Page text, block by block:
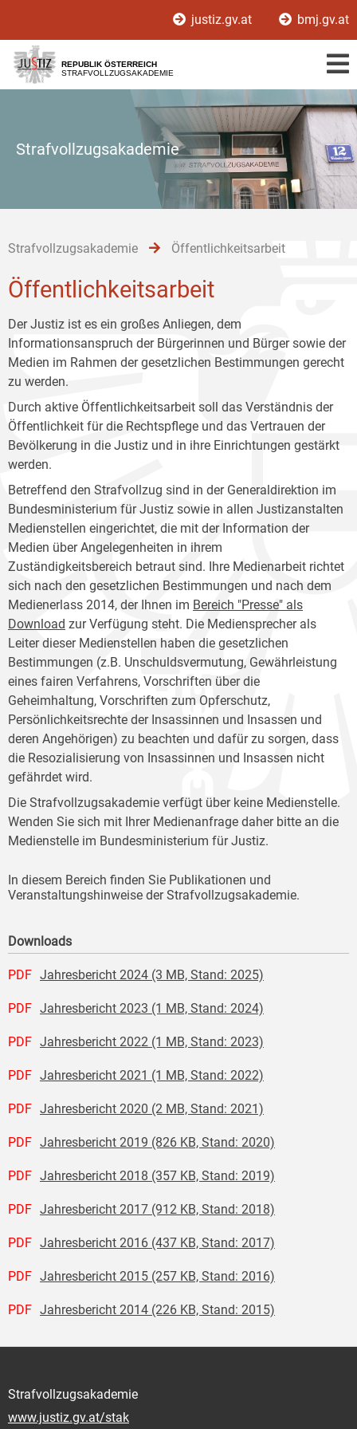
[1]
[2]
[3]
justiz.gv.at bmj.gv.at
REPUBLIK ÖSTERREICH
STRAFVOLLZUGSAKADEMIE
Strafvollzugsakademie
Strafvollzugsakademie Öffentlichkeitsarbeit
Öffentlichkeitsarbeit
Der Justiz ist es ein großes Anliegen, dem
Informationsanspruch der Bürgerinnen und Bürger sowie der
Medien im Rahmen der gesetzlichen Bestimmungen gerecht
zu werden.
Durch aktive Öffentlichkeitsarbeit soll das Verständnis der
Öffentlichkeit für die Rechtspflege und das Vertrauen der
Bevölkerung in die Justiz und in ihre Einrichtungen gestärkt
werden.
Betreffend den Strafvollzug sind in der Generaldirektion im
Bundesministerium für Justiz sowie in allen Justizanstalten
Medienstellen eingerichtet, die mit der Information der
Medien über Angelegenheiten in ihrem
Zuständigkeitsbereich betraut sind. Ihre Medienarbeit richtet
sich nach den gesetzlichen Bestimmungen und nach dem
Medienerlass 2014, der Ihnen im Bereich "Presse" als
Download zur Verfügung steht. Die Mediensprecher als
Leiter dieser Medienstellen haben die gesetzlichen
Bestimmungen (z.B. Unschuldsvermutung, Gewährleistung
eines fairen Verfahrens, Vorschriften über die
Geheimhaltung, Vorschriften zum Opferschutz,
Persönlichkeitsrechte der Insassinnen und Insassen und
deren Angehörigen) zu beachten und dafür zu sorgen, dass
die Resozialisierung von Insassinnen und Insassen nicht
gefährdet wird.
Die Strafvollzugsakademie verfügt über keine Medienstelle.
Wenden Sie sich mit Ihrer Medienanfrage daher bitte an die
Medienstelle im Bundesministerium für Justiz.
In diesem Bereich finden Sie Publikationen und
Veranstaltungshinweise der Strafvollzugsakademie.
Downloads
PDF Jahresbericht 2024 (3 MB, Stand: 2025)
PDF Jahresbericht 2023 (1 MB, Stand: 2024)
PDF Jahresbericht 2022 (1 MB, Stand: 2023)
PDF Jahresbericht 2021 (1 MB, Stand: 2022)
PDF Jahresbericht 2020 (2 MB, Stand: 2021)
PDF Jahresbericht 2019 (826 KB, Stand: 2020)
PDF Jahresbericht 2018 (357 KB, Stand: 2019)
PDF Jahresbericht 2017 (912 KB, Stand: 2018)
PDF Jahresbericht 2016 (437 KB, Stand: 2017)
PDF Jahresbericht 2015 (257 KB, Stand: 2016)
PDF Jahresbericht 2014 (226 KB, Stand: 2015)
Strafvollzugsakademie
www.justiz.gv.at/stak